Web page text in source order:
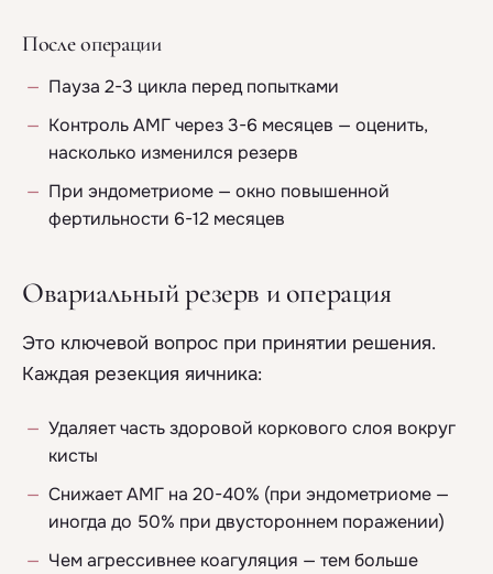
После операции
Пауза 2-3 цикла перед попытками
Контроль АМГ через 3-6 месяцев — оценить,
насколько изменился резерв
При эндометриоме — окно повышенной
фертильности 6-12 месяцев
Овариальный резерв и операция
Это ключевой вопрос при принятии решения.
Каждая резекция яичника:
Удаляет часть здоровой коркового слоя вокруг
кисты
Снижает АМГ на 20-40% (при эндометриоме —
иногда до 50% при двустороннем поражении)
Чем агрессивнее коагуляция — тем больше